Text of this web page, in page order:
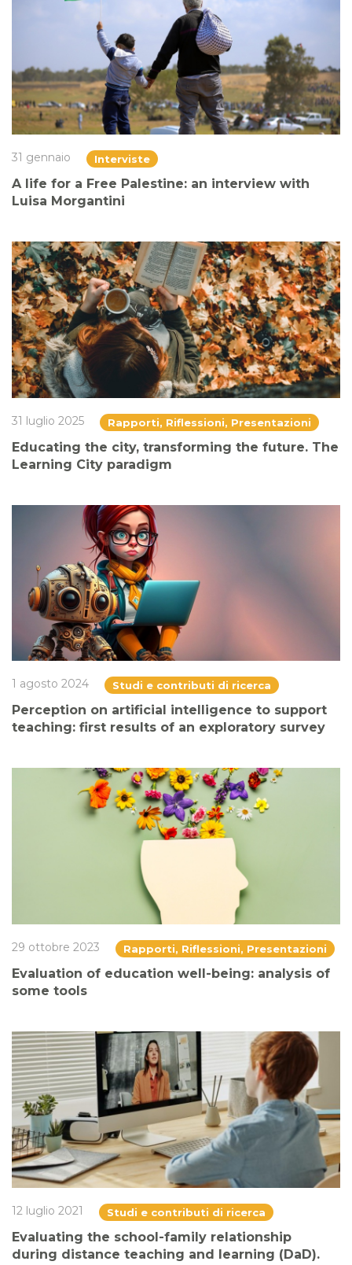
31 gennaio Interviste
A life for a Free Palestine: an interview with
Luisa Morgantini
31 luglio 2025 Rapporti, Riflessioni, Presentazioni
Educating the city, transforming the future. The
Learning City paradigm
1 agosto 2024 Studi e contributi di ricerca
Perception on artificial intelligence to support
teaching: first results of an exploratory survey
29 ottobre 2023 Rapporti, Riflessioni, Presentazioni
Evaluation of education well-being: analysis of
some tools
12 luglio 2021 Studi e contributi di ricerca
Evaluating the school-family relationship
during distance teaching and learning (DaD).